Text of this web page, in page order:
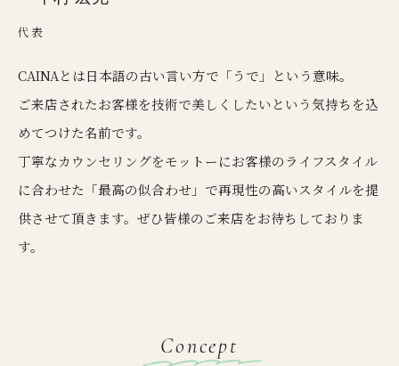
代表
CAINAとは日本語の古い言い方で「うで」という意味。
ご来店されたお客様を技術で美しくしたいという​気持ちを込
めてつけた名前です。
丁寧なカウンセリングをモットーにお客様のライフスタイル
に合わせた「最高の似合わせ」で再現性の高いスタイルを提
供させて頂きます。ぜひ皆様のご来店をお待ちしておりま
す。
Concept